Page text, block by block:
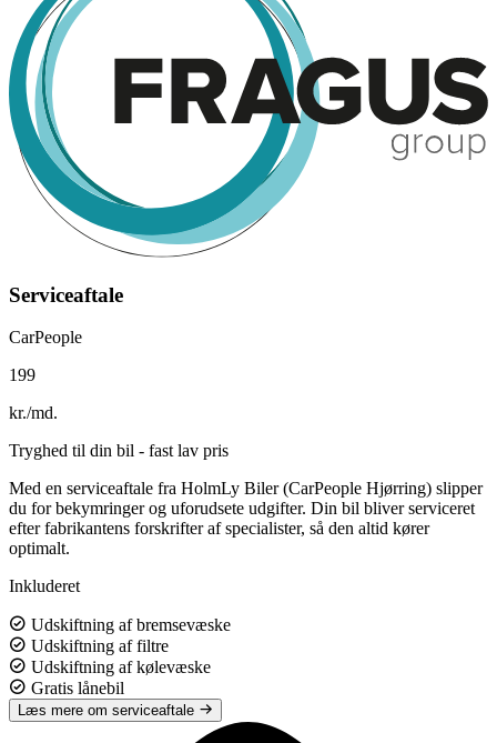
Serviceaftale
CarPeople
199
kr./md.
Tryghed til din bil - fast lav pris
Med en serviceaftale fra HolmLy Biler (CarPeople Hjørring) slipper
du for bekymringer og uforudsete udgifter. Din bil bliver serviceret
efter fabrikantens forskrifter af specialister, så den altid kører
optimalt.
Inkluderet
Udskiftning af bremsevæske
Udskiftning af filtre
Udskiftning af kølevæske
Gratis lånebil
Læs mere om serviceaftale